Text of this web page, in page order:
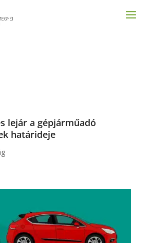
lejár a gépjárműadó
határideje